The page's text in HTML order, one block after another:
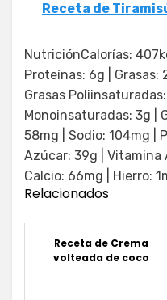
Receta de
NutriciónCalorías:
Proteínas: 6g | Grasas:
Grasas
Monoinsaturadas: 3g |
58mg | Sodio: 104mg |
Azúcar: 39g | Vitamina
Calcio: 66mg | Hierro:
Relacionados
Receta de Crema
volteada de coco